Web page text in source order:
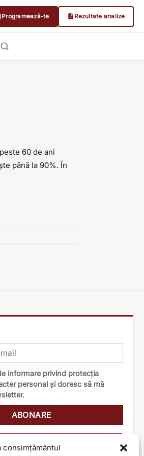
consimțământul
Programează-te Rezultate analize
60 de ani
până la 90%. În
informare privind protecția
personal și doresc să mă
de informare